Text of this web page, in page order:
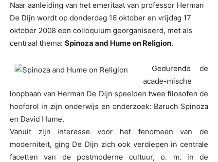
Naar aanleiding van het emeritaat van professor Herman
De Dijn wordt op donderdag 16 oktober en vrijdag 17
oktober 2008 een colloquium georganiseerd, met als
centraal thema: Spinoza and Hume on Religion.
Gedurende de
acade-mische
loopbaan van Herman De Dijn speelden twee filosofen de
hoofdrol in zijn onderwijs en onderzoek: Baruch Spinoza
en David Hume.
Vanuit zijn interesse voor het fenomeen van de
moderniteit, ging De Dijn zich ook verdiepen in centrale
facetten van de postmoderne cultuur, o. m. in de